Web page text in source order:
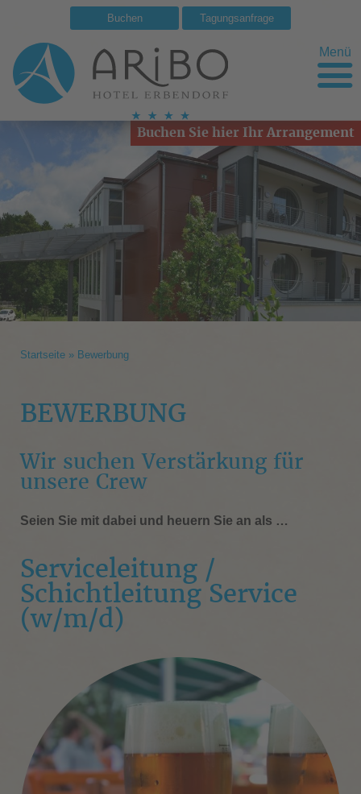
Buchen Tagungsanfrage
Menü
Buchen Sie hier Ihr Arrangement
Startseite» Bewerbung
BEWERBUNG
Wir suchen Verstärkung für
unsere Crew
Seien Sie mit dabei und heuern Sie an als …
Serviceleitung /
Schichtleitung Service
(w/m/d)